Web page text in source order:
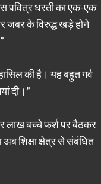
पवित्र धरती का एक-एक
जबर के विरुद्ध खड़े होने
की है। यह बहुत गर्व
दी।”
लाख बच्चे फर्श पर बैठकर
शिक्षा क्षेत्र से संबंधित